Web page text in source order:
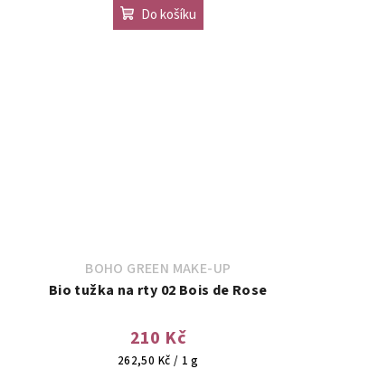
Do košíku
BOHO GREEN MAKE-UP
Bio tužka na rty 02 Bois de Rose
210 Kč
Měrná
262,50 Kč / 1 g